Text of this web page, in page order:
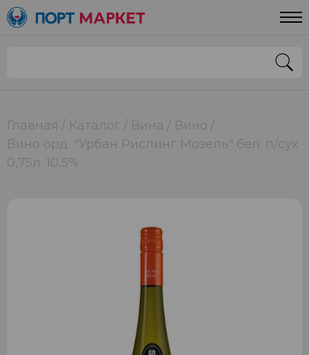
Главная Каталог Вина
Вино
Вино орд. "Урбан Рислинг Мозель" бел. п/сух
0,75л. 10,5%